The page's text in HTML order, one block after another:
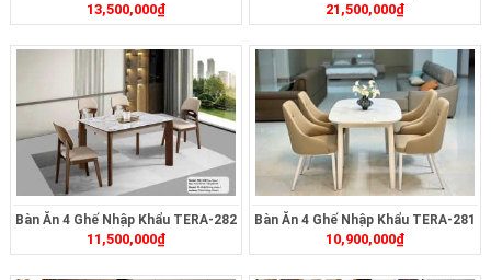
13,500,000₫
TERA-284
21,500,000₫
Bàn Ăn 4 Ghế Nhập Khẩu TERA-282
11,500,000₫
Bàn Ăn 4 Ghế Nhập Khẩu TERA-281
10,900,000₫